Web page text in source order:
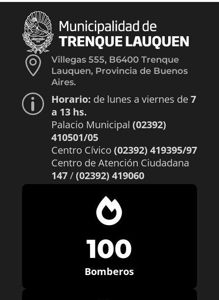

Villegas 555, B6400 Trenque
Lauquen, Provincia de Buenos
Aires.
p Horario: de lunes a viernes de7
a 13 hs.
Palacio Municipal (02392)
410501/05
Centro Cívico (02392) 419395/97
Centro de Atención Ciudadana
147/(02392) 419060

100
Bomberos